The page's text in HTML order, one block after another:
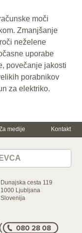
moči
Zmanjšanje
neželene
uporabe
povečanje jakosti
porabnikov
za elektriko.
z
z
medije Kontakt
Dunajska cesta 119
1000 Ljubljana
Slovenija